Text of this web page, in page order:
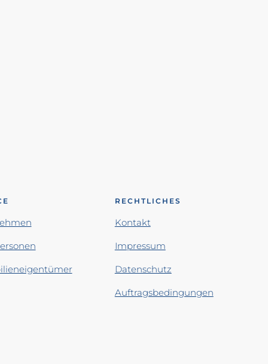
RECHTLICHES
Kontakt
Impressum
Datenschutz
Auftragsbedingungen